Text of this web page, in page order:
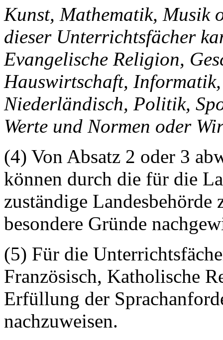
Kunst, Mathematik, Musik
dieser Unterrichtsfächer
Evangelische Religion,
Hauswirtschaft,
Niederländisch, Politik,
Werte und Normen oder
(4) Von Absatz 2 oder 3
können durch die für die
zuständige Landesbehörde
besondere Gründe
(5) Für die
Französisch, Katholische
Erfüllung der
nachzuweisen.